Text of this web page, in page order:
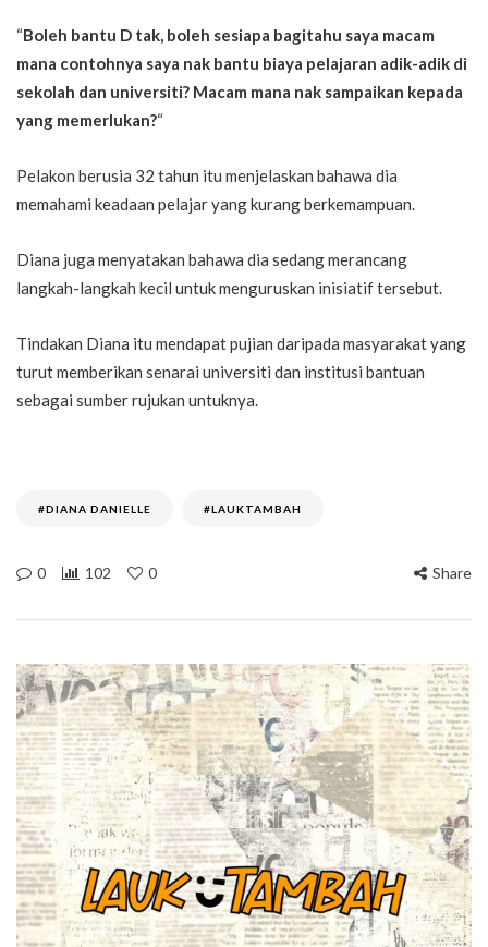
“Boleh bantu D tak, boleh sesiapa bagitahu saya macam
mana contohnya saya nak bantu biaya pelajaran adik-adik di
sekolah dan universiti? Macam mana nak sampaikan kepada
yang memerlukan?“
Pelakon berusia 32 tahun itu menjelaskan bahawa dia
memahami keadaan pelajar yang kurang berkemampuan.
Diana juga menyatakan bahawa dia sedang merancang
langkah-langkah kecil untuk menguruskan inisiatif tersebut.
Tindakan Diana itu mendapat pujian daripada masyarakat yang
turut memberikan senarai universiti dan institusi bantuan
sebagai sumber rujukan untuknya.
#DIANA DANIELLE #LAUKTAMBAH
0 102 0 Share